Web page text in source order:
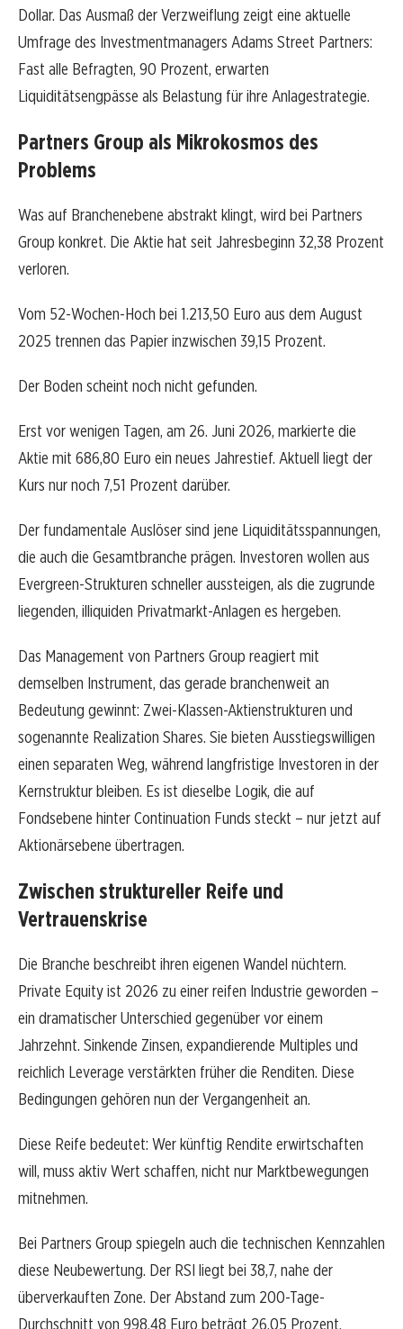
Dollar. Das Ausmaß der Verzweiflung zeigt eine aktuelle
Umfrage des Investmentmanagers Adams Street Partners:
Fast alle Befragten, 90 Prozent, erwarten
Liquiditätsengpässe als Belastung für ihre Anlagestrategie.
Partners Group als Mikrokosmos des
Problems
Was auf Branchenebene abstrakt klingt, wird bei Partners
Group konkret. Die Aktie hat seit Jahresbeginn 32,38 Prozent
verloren.
Vom 52-Wochen-Hoch bei 1.213,50 Euro aus dem August
2025 trennen das Papier inzwischen 39,15 Prozent.
Der Boden scheint noch nicht gefunden.
Erst vor wenigen Tagen, am 26. Juni 2026, markierte die
Aktie mit 686,80 Euro ein neues Jahrestief. Aktuell liegt der
Kurs nur noch 7,51 Prozent darüber.
Der fundamentale Auslöser sind jene Liquiditätsspannungen,
die auch die Gesamtbranche prägen. Investoren wollen aus
Evergreen-Strukturen schneller aussteigen, als die zugrunde
liegenden, illiquiden Privatmarkt-Anlagen es hergeben.
Das Management von Partners Group reagiert mit
demselben Instrument, das gerade branchenweit an
Bedeutung gewinnt: Zwei-Klassen-Aktienstrukturen und
sogenannte Realization Shares. Sie bieten Ausstiegswilligen
einen separaten Weg, während langfristige Investoren in der
Kernstruktur bleiben. Es ist dieselbe Logik, die auf
Fondsebene hinter Continuation Funds steckt – nur jetzt auf
Aktionärsebene übertragen.
Zwischen struktureller Reife und
Vertrauenskrise
Die Branche beschreibt ihren eigenen Wandel nüchtern.
Private Equity ist 2026 zu einer reifen Industrie geworden –
ein dramatischer Unterschied gegenüber vor einem
Jahrzehnt. Sinkende Zinsen, expandierende Multiples und
reichlich Leverage verstärkten früher die Renditen. Diese
Bedingungen gehören nun der Vergangenheit an.
Diese Reife bedeutet: Wer künftig Rendite erwirtschaften
will, muss aktiv Wert schaffen, nicht nur Marktbewegungen
mitnehmen.
Bei Partners Group spiegeln auch die technischen Kennzahlen
diese Neubewertung. Der RSI liegt bei 38,7, nahe der
überverkauften Zone. Der Abstand zum 200-Tage-
Durchschnitt von 998,48 Euro beträgt 26,05 Prozent.